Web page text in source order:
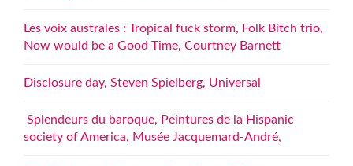
Les voix australes : Tropical fuck storm, Folk Bitch trio,
Now would be a Good Time, Courtney Barnett
Disclosure day, Steven Spielberg, Universal
Splendeurs du baroque, Peintures de la Hispanic
society of America, Musée Jacquemard-André,